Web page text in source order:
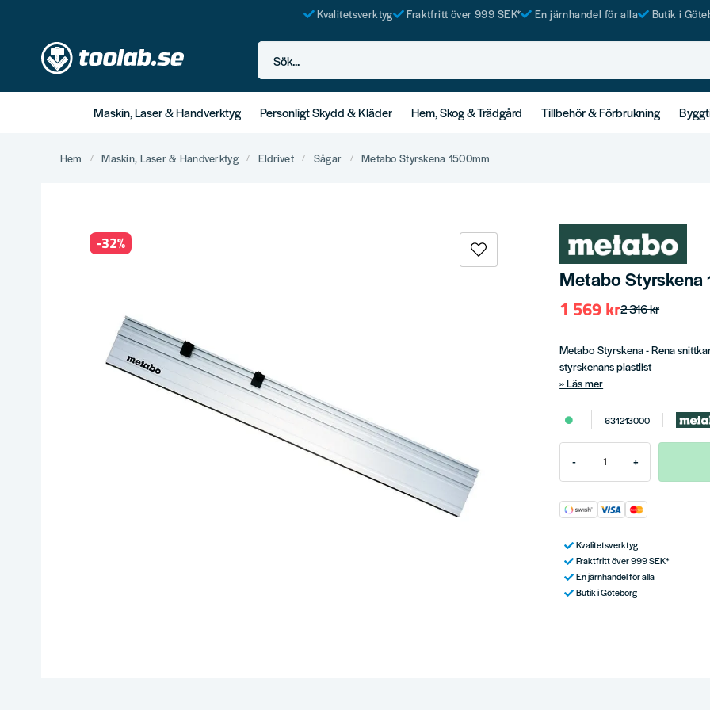
Kvalitetsverktyg Fraktfritt över 999 SEK* En järnhandel för alla Butik i
Sök...
Maskin, Laser & Handverktyg Personligt Skydd & Kläder Hem, Skog & Trädgård Tillbehör & Förbrukning
Hem Maskin, Laser & Handverktyg Eldrivet Sågar Metabo Styrskena 1500mm
-32%
Metabo
2 316 kr
1 569 kr
Metabo Styrskena - Rena
styrskenans plastlist
Läs mer
631213000
- +
Kvalitetsverktyg
Fraktfritt över 999 SEK*
En järnhandel för alla
Butik i Göteborg